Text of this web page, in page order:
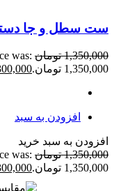
ست سطل و جا
1,350,000 تومان was:
1,350,000 تومان.
افزودن به سبد
افزودن به سبد خرید
1,350,000 تومان was:
1,350,000 تومان.